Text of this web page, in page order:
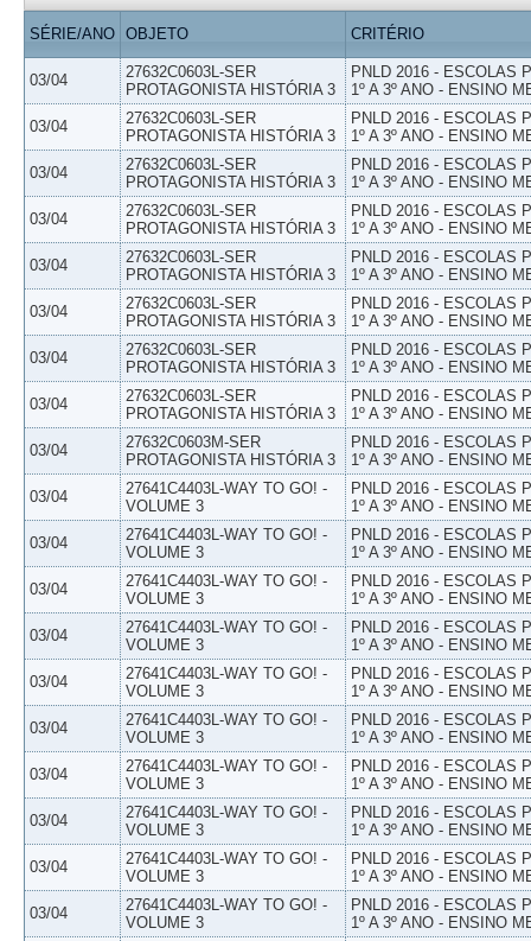
SÉRIE/ANO OBJETO CRITÉRIO
03/04
27632C0603L-SER
PROTAGONISTA HISTÓRIA 3
PNLD 2016 - ESCOLAS
1º A 3º ANO - ENSINO
03/04
27632C0603L-SER
PROTAGONISTA HISTÓRIA 3
PNLD 2016 - ESCOLAS
1º A 3º ANO - ENSINO
03/04
27632C0603L-SER
PROTAGONISTA HISTÓRIA 3
PNLD 2016 - ESCOLAS
1º A 3º ANO - ENSINO
03/04
27632C0603L-SER
PROTAGONISTA HISTÓRIA 3
PNLD 2016 - ESCOLAS
1º A 3º ANO - ENSINO
03/04
27632C0603L-SER
PROTAGONISTA HISTÓRIA 3
PNLD 2016 - ESCOLAS
1º A 3º ANO - ENSINO
03/04
27632C0603L-SER
PROTAGONISTA HISTÓRIA 3
PNLD 2016 - ESCOLAS
1º A 3º ANO - ENSINO
03/04
27632C0603L-SER
PROTAGONISTA HISTÓRIA 3
PNLD 2016 - ESCOLAS
1º A 3º ANO - ENSINO
03/04
27632C0603L-SER
PROTAGONISTA HISTÓRIA 3
PNLD 2016 - ESCOLAS
1º A 3º ANO - ENSINO
03/04
27632C0603M-SER
PROTAGONISTA HISTÓRIA 3
PNLD 2016 - ESCOLAS
1º A 3º ANO - ENSINO
03/04
27641C4403L-WAY TO GO! -
VOLUME 3
PNLD 2016 - ESCOLAS
1º A 3º ANO - ENSINO
03/04
27641C4403L-WAY TO GO! -
VOLUME 3
PNLD 2016 - ESCOLAS
1º A 3º ANO - ENSINO
03/04
27641C4403L-WAY TO GO! -
VOLUME 3
PNLD 2016 - ESCOLAS
1º A 3º ANO - ENSINO
03/04
27641C4403L-WAY TO GO! -
VOLUME 3
PNLD 2016 - ESCOLAS
1º A 3º ANO - ENSINO
03/04
27641C4403L-WAY TO GO! -
VOLUME 3
PNLD 2016 - ESCOLAS
1º A 3º ANO - ENSINO
03/04
27641C4403L-WAY TO GO! -
VOLUME 3
PNLD 2016 - ESCOLAS
1º A 3º ANO - ENSINO
03/04
27641C4403L-WAY TO GO! -
VOLUME 3
PNLD 2016 - ESCOLAS
1º A 3º ANO - ENSINO
03/04
27641C4403L-WAY TO GO! -
VOLUME 3
PNLD 2016 - ESCOLAS
1º A 3º ANO - ENSINO
03/04
27641C4403L-WAY TO GO! -
VOLUME 3
PNLD 2016 - ESCOLAS
1º A 3º ANO - ENSINO
03/04
27641C4403L-WAY TO GO! -
VOLUME 3
PNLD 2016 - ESCOLAS
1º A 3º ANO - ENSINO